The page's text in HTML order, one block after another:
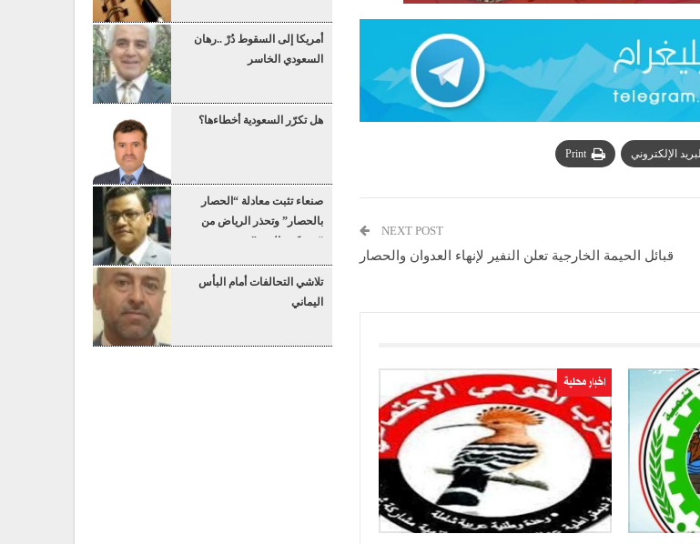
البريد الإلكتروني Print
NEXT POST
قبائل الحيمة الخارجية تعلن النفير لإنهاء العدوان والحصار
اخبار محلية
أمريكا إلى السقوط دُرْ ..رهان
السعودي الخاسر
هل تكرّر السعودية أخطاءها؟
صنعاء تثبت معادلة “الحصار
بالحصار” وتحذر الرياض من
“عسكرة البحر”
تلاشي التحالفات أمام البأس
اليماني